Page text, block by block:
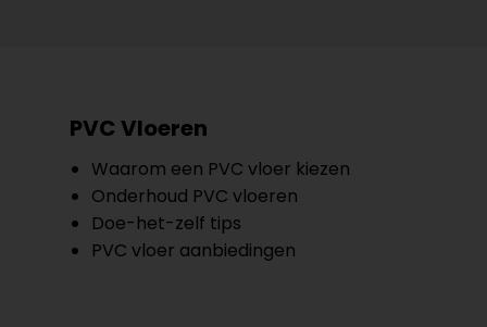
PVC Vloeren
Waarom een PVC vloer kiezen
Onderhoud PVC vloeren
Doe-het-zelf tips
PVC vloer aanbiedingen